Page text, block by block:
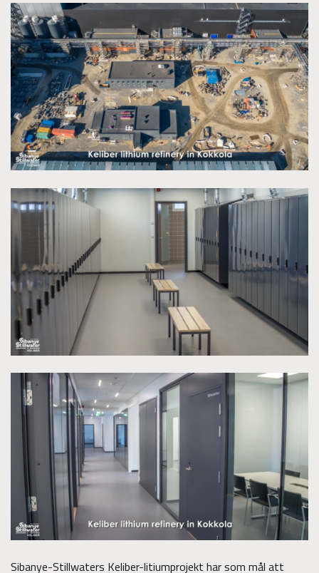
Sibanye-Stillwaters Keliber-litiumprojekt har som mål att